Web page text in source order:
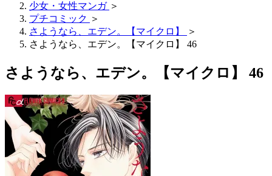
少女・女性マンガ ＞
プチコミック ＞
さようなら、エデン。【マイクロ】
＞
さようなら、エデン。【マイクロ】 46
さようなら、エデン。【マイクロ】 46